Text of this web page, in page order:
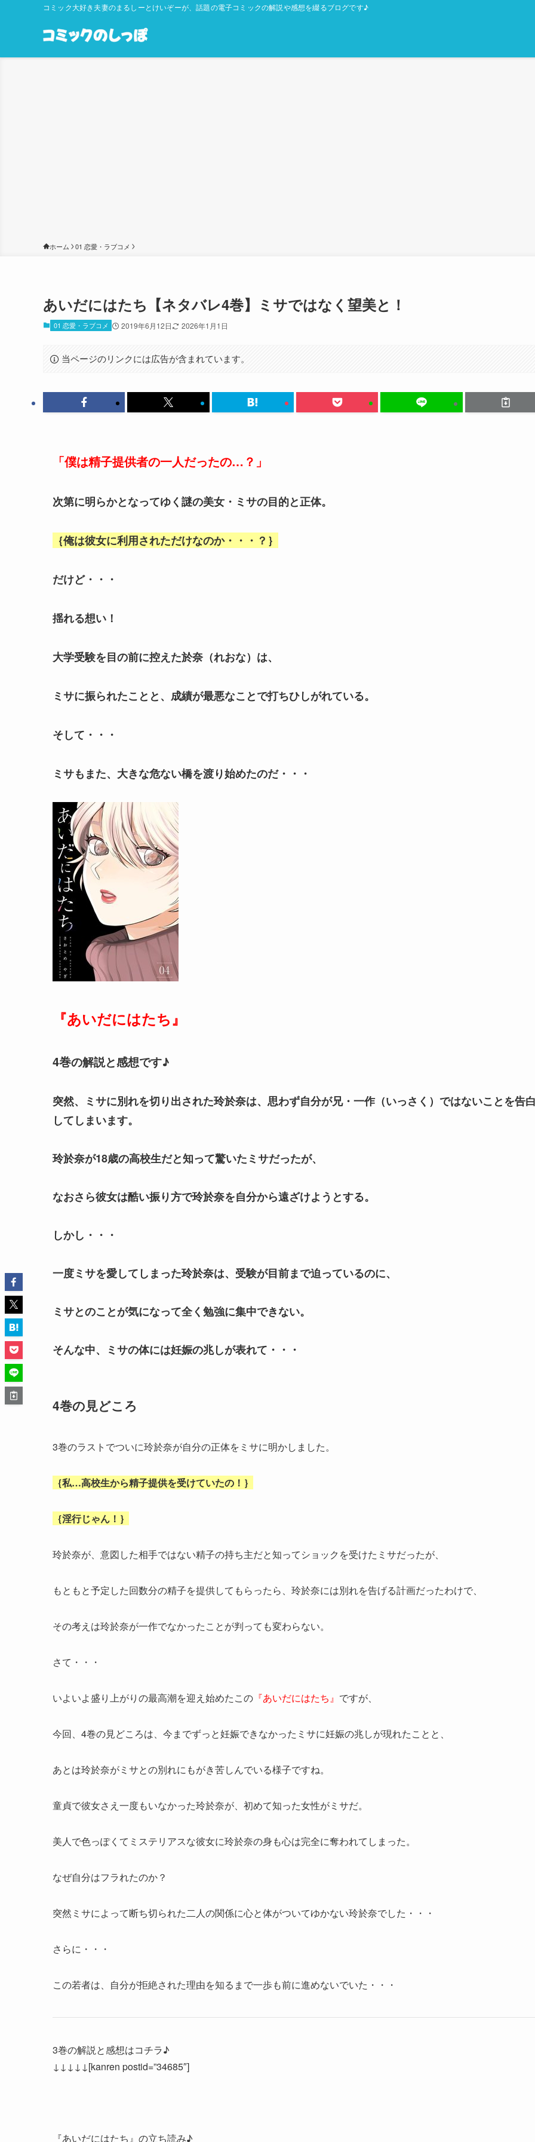
コミック大好き夫妻のまるしーとけいぞーが、話題の電子コミックの解説や感想を綴るブログです♪
ホーム 01 恋愛・ラブコメ
あいだにはたち【ネタバレ4巻】ミサではなく望美と！
01 恋愛・ラブコメ 2019年6月12日 2026年1月1日
当ページのリンクには広告が含まれています。
「僕は精子提供者の一人だったの…？」
次第に明らかとなってゆく謎の美女・ミサの目的と正体。
｛俺は彼女に利用されただけなのか・・・？｝
だけど・・・
揺れる想い！
大学受験を目の前に控えた於奈（れおな）は、
ミサに振られたことと、成績が最悪なことで打ちひしがれている。
そして・・・
ミサもまた、大きな危ない橋を渡り始めたのだ・・・
『あいだにはたち』
4巻の解説と感想です♪
突然、ミサに別れを切り出された玲於奈は、思わず自分が兄・一作（いっさく）ではないことを告白
してしまいます。
玲於奈が18歳の高校生だと知って驚いたミサだったが、
なおさら彼女は酷い振り方で玲於奈を自分から遠ざけようとする。
しかし・・・
一度ミサを愛してしまった玲於奈は、受験が目前まで迫っているのに、
ミサとのことが気になって全く勉強に集中できない。
そんな中、ミサの体には妊娠の兆しが表れて・・・
4巻の見どころ
3巻のラストでついに玲於奈が自分の正体をミサに明かしました。
｛私…高校生から精子提供を受けていたの！｝
｛淫行じゃん！｝
玲於奈が、意図した相手ではない精子の持ち主だと知ってショックを受けたミサだったが、
もともと予定した回数分の精子を提供してもらったら、玲於奈には別れを告げる計画だったわけで、
その考えは玲於奈が一作でなかったことが判っても変わらない。
さて・・・
いよいよ盛り上がりの最高潮を迎え始めたこの 『あいだにはたち』 ですが、
今回、4巻の見どころは、今までずっと妊娠できなかったミサに妊娠の兆しが現れたことと、
あとは玲於奈がミサとの別れにもがき苦しんでいる様子ですね。
童貞で彼女さえ一度もいなかった玲於奈が、初めて知った女性がミサだ。
美人で色っぽくてミステリアスな彼女に玲於奈の身も心は完全に奪われてしまった。
なぜ自分はフラれたのか？
突然ミサによって断ち切られた二人の関係に心と体がついてゆかない玲於奈でした・・・
さらに・・・
この若者は、自分が拒絶された理由を知るまで一歩も前に進めないでいた・・・
3巻の解説と感想はコチラ♪
↓↓↓↓↓[kanren postid=”34685″]
『あいだにはたち』の立ち読み♪